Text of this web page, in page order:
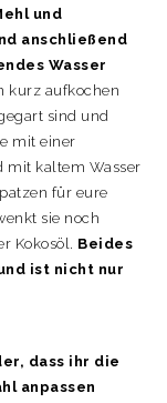
und
anschließend
Wasser
kurz aufkochen
sind und
mit einer
mit kaltem Wasser
für eure
sie noch
Kokosöl. Beides
ist nicht nur
dass ihr die
anpassen